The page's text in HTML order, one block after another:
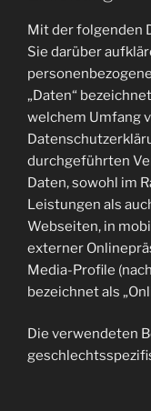
Mit der folgenden
Sie darüber
„Daten“
welchem Umfang
durchgeführten
Daten, sowohl im
Leistungen als
Webseiten, in
externer
Media-Profile
bezeichnet als
Die verwendeten